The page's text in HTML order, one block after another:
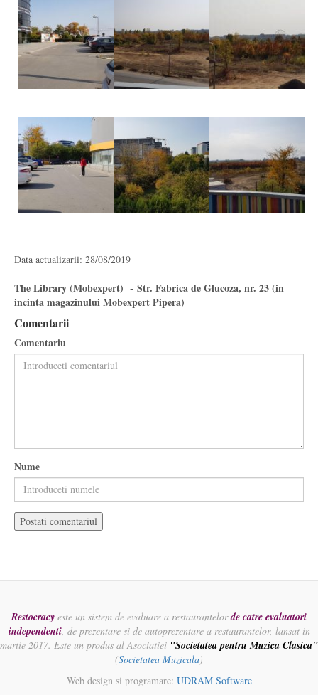
Data actualizarii: 28/08/2019
The Library (Mobexpert) - Str. Fabrica de Glucoza, nr. 23 (in
incinta magazinului Mobexpert Pipera)
Comentarii
Comentariu
Nume
Restocracy este un sistem de evaluare a restaurantelorde catre evaluatori
independenti, de prezentare si de autoprezentare a restaurantelor, lansat in
martie 2017. Este un produs al Asociatiei "Societatea pentru Muzica Clasica"
(Societatea Muzicala)
Web design si programare: UDRAM Software